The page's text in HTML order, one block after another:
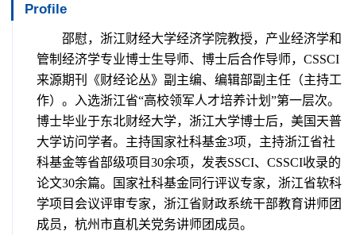
Profile
邵慰，浙江财经大学经济学院教授， 产业经济学和
管制经济学专业博士生导师、博士后合作导师，CSSCI
来源期刊《财经论丛》副主编、编辑部副主任（主持工
作） 。入选浙江省“高校领军人才培养计划”第一层次。
博士毕业于东北财经大学，浙江大学博士后，美国天普
大学访问学者。主持国家社科基金3项，主持浙江省社
科基金等省部级项目30余项，发表SSCI、CSSCI收录的
论文30余篇。国家社科基金同行评议专家，浙江省软科
学项目会议评审专家，浙江省财政系统干部教育讲师团
成员，杭州市直机关党务讲师团成员。